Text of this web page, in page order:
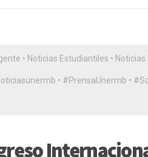
• Noticias Estudiantiles •
• #PrensaUnermb •